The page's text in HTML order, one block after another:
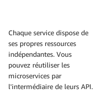
Chaque service dispose de
ses propres ressources
indépendantes. Vous
pouvez réutiliser les
microservices par
l'intermédiaire de leurs API.